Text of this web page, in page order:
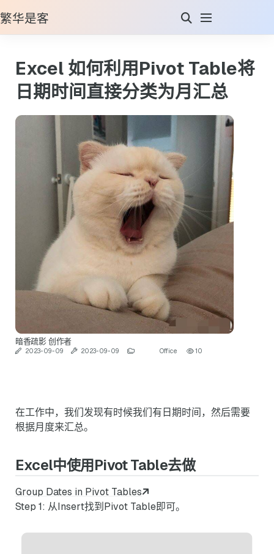
繁华是客
Excel 如何利用Pivot Table将
日期时间直接分类为月汇总
暗香疏影 创作者
2023-09-09 2023-09-09 Office 10
在工作中，我们发现有时候我们有日期时间，然后需要
根据月度来汇总。
Excel中使用Pivot Table去做
Group Dates in Pivot Tables
Step 1: 从Insert找到Pivot Table即可。